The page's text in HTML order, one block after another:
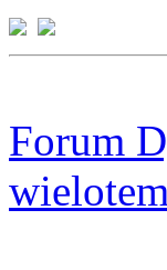
Forum